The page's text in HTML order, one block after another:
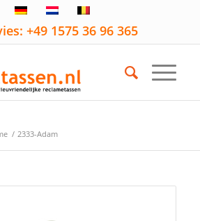
+49 1575 36 96 365
/ 2333-Adam